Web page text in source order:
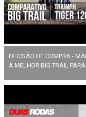
DECISÃO DE COMPRA -
A MELHOR BIG TRAIL